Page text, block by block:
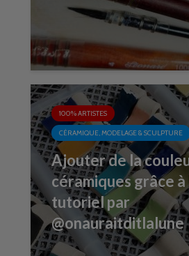
100% ARTISTES
CÉRAMIQUE, MODELAGE & SCULPTURE
Ajouter de la
céramiques grâce à
tutoriel par
@onauraitditlalune